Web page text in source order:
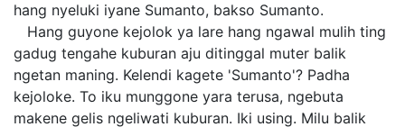
hang nyeluki iyane Sumanto, bakso Sumanto.
Hang guyone kejolok ya lare hang ngawal mulih ting
gadug tengahe kuburan aju ditinggal muter balik
ngetan maning. Kelendi kagete 'Sumanto'? Padha
kejoloke. To iku munggone yara terusa, ngebuta
makene gelis ngeliwati kuburan. Iki using. Milu balik